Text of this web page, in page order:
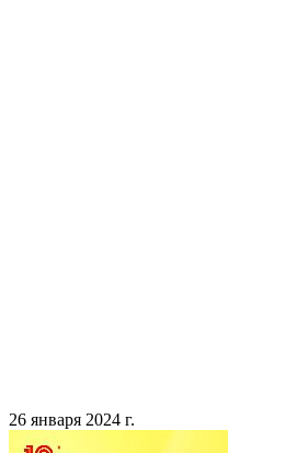
26 января 2024 г.